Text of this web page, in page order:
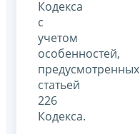
Кодекса
с
учетом
особенностей,
предусмотренных
статьей
226
Кодекса.